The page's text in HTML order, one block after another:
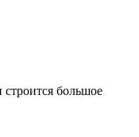
большое